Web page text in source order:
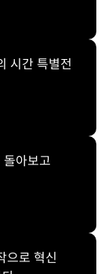
시간 특별전
아보고
으로 혁신